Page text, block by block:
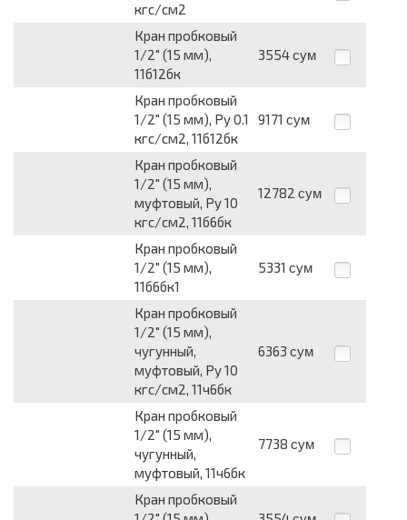
кгс/см2
Кран пробковый
1/2" (15 мм),
11б12бк
3554 сум
Кран пробковый
1/2" (15 мм), Py 0.1
кгс/см2, 11б12бк
9171 сум
Кран пробковый
1/2" (15 мм),
муфтовый, Py 10
кгс/см2, 11б6бк
12782 сум
Кран пробковый
1/2" (15 мм),
11б6бк1
5331 сум
Кран пробковый
1/2" (15 мм),
чугунный,
муфтовый, Py 10
кгс/см2, 11ч6бк
6363 сум
Кран пробковый
1/2" (15 мм),
чугунный,
муфтовый, 11ч6бк
7738 сум
Кран пробковый